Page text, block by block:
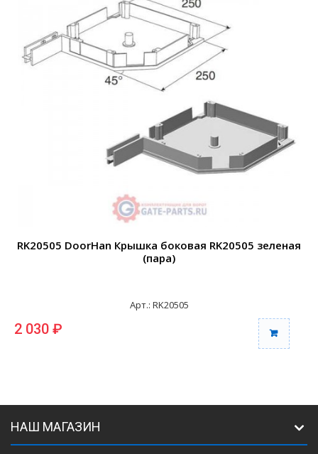
RK20505 DoorHan Крышка боковая RK20505 зеленая
(пара)
Арт.: RK20505
2 030 ₽
НАШ МАГАЗИН